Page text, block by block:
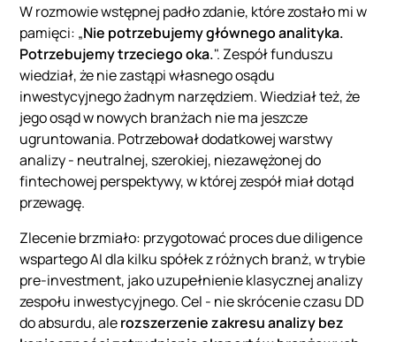
W rozmowie wstępnej padło zdanie, które zostało mi w
pamięci: „Nie potrzebujemy głównego analityka.
Potrzebujemy trzeciego oka.". Zespół funduszu
wiedział, że nie zastąpi własnego osądu
inwestycyjnego żadnym narzędziem. Wiedział też, że
jego osąd w nowych branżach nie ma jeszcze
ugruntowania. Potrzebował dodatkowej warstwy
analizy - neutralnej, szerokiej, niezawężonej do
fintechowej perspektywy, w której zespół miał dotąd
przewagę.
Zlecenie brzmiało: przygotować proces due diligence
wspartego AI dla kilku spółek z różnych branż, w trybie
pre-investment, jako uzupełnienie klasycznej analizy
zespołu inwestycyjnego. Cel - nie skrócenie czasu DD
do absurdu, alerozszerzenie zakresu analizy bez